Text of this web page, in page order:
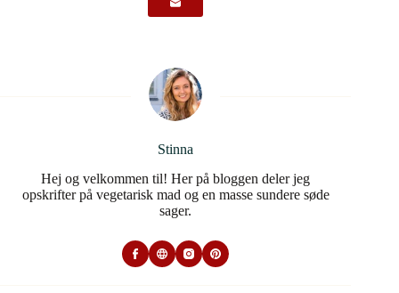
Stinna
Hej og velkommen til! Her på bloggen deler jeg
opskrifter på vegetarisk mad og en masse sundere søde
sager.